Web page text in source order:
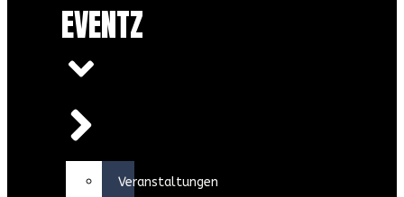
EVENTZ
Veranstaltungen